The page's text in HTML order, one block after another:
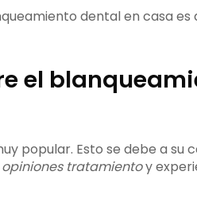
dental en casa es
el
popular. Esto se debe a su
opiniones tratamientoy